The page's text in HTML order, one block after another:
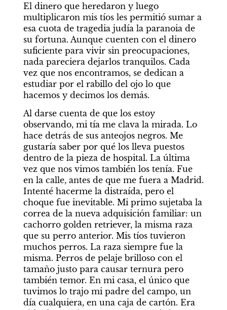
El dinero que heredaron y luego
multiplicaron mis tíos les permitió sumar a
esa cuota de tragedia judía la paranoia de
su fortuna. Aunque cuenten con el dinero
suficiente para vivir sin preocupaciones,
nada pareciera dejarlos tranquilos. Cada
vez que nos encontramos, se dedican a
estudiar por el rabillo del ojo lo que
hacemos y decimos los demás.
Al darse cuenta de que los estoy
observando, mi tía me clava la mirada. Lo
hace detrás de sus anteojos negros. Me
gustaría saber por qué los lleva puestos
dentro de la pieza de hospital. La última
vez que nos vimos también los tenía. Fue
en la calle, antes de que me fuera a Madrid.
Intenté hacerme la distraída, pero el
choque fue inevitable. Mi primo sujetaba la
correa de la nueva adquisición familiar: un
cachorro golden retriever, la misma raza
que su perro anterior. Mis tíos tuvieron
muchos perros. La raza siempre fue la
misma. Perros de pelaje brilloso con el
tamaño justo para causar ternura pero
también temor. En mi casa, el único que
tuvimos lo trajo mi padre del campo, un
día cualquiera, en una caja de cartón. Era